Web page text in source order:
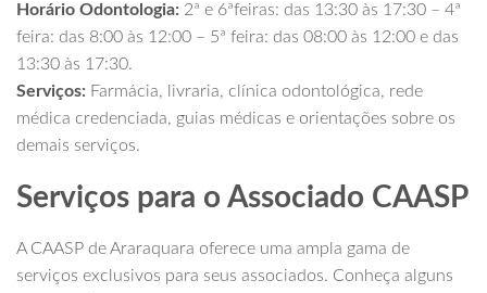
Horário Odontologia: 2ª e 6ªfeiras: das 13:30 às 17:30 – 4ª
feira: das 8:00 às 12:00 – 5ª feira: das 08:00 às 12:00 e das
13:30 às 17:30.
Serviços: Farmácia, livraria, clínica odontológica, rede
médica credenciada, guias médicas e orientações sobre os
demais serviços.
Serviços para o Associado CAASP
A CAASP de Araraquara oferece uma ampla gama de
serviços exclusivos para seus associados. Conheça alguns